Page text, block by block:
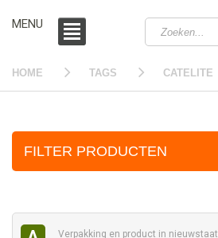
MENU
HOME TAGS CATELITE
FILTER PRODUCTEN
Verpakking en product in nieuwstaat